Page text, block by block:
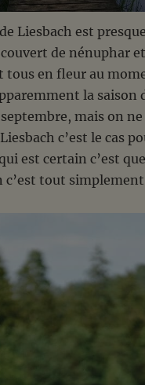
Liesbach est presque
de nénuphar
tous en fleur au
la saison
mais on
c’est le cas
est certain c’est
c’est tout